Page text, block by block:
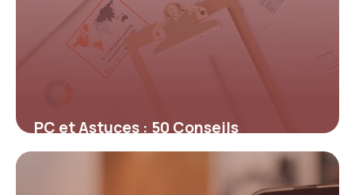
PC et Astuces : 50 Conseils
Optimisation 2026